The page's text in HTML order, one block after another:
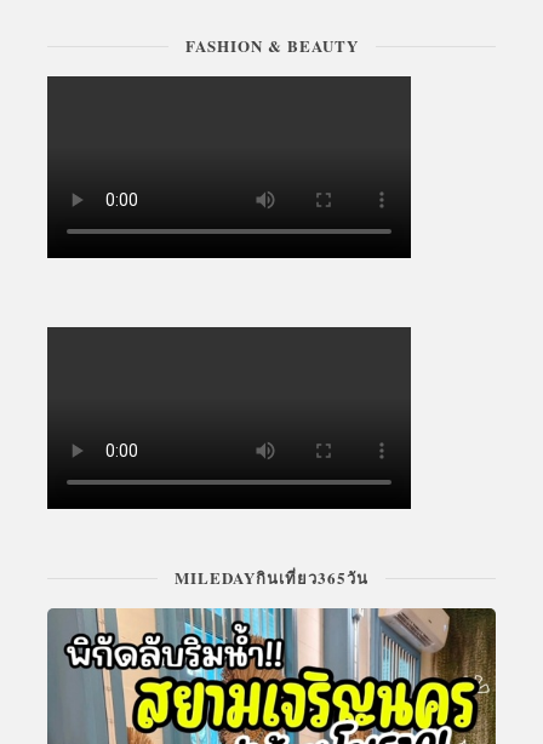
FASHION & BEAUTY
MILEDAYกินเที่ยว365วัน